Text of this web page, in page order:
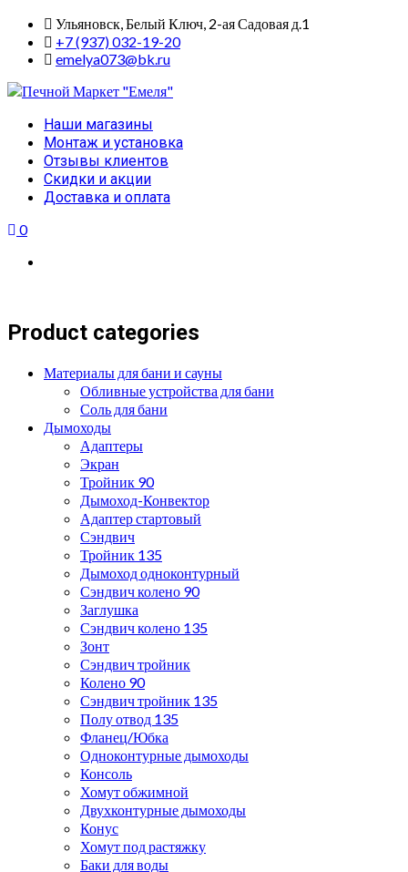
Skip
content
Ульяновск, Белый Ключ, 2-ая Садовая д.1
+7 (937) 032-19-20
emelya073@bk.ru
Primary
Menu
Наши магазины
Монтаж и установка
Отзывы клиентов
Скидки и акции
Доставка и оплата
0
Product categories
Материалы для бани и сауны
Обливные устройства для бани
Соль для бани
Дымоходы
Адаптеры
Экран
Тройник 90
Дымоход-Конвектор
Адаптер стартовый
Сэндвич
Тройник 135
Дымоход одноконтурный
Сэндвич колено 90
Заглушка
Сэндвич колено 135
Зонт
Сэндвич тройник
Колено 90
Сэндвич тройник 135
Полу отвод 135
Фланец/Юбка
Одноконтурные дымоходы
Консоль
Хомут обжимной
Двухконтурные дымоходы
Конус
Хомут под растяжку
Баки для воды